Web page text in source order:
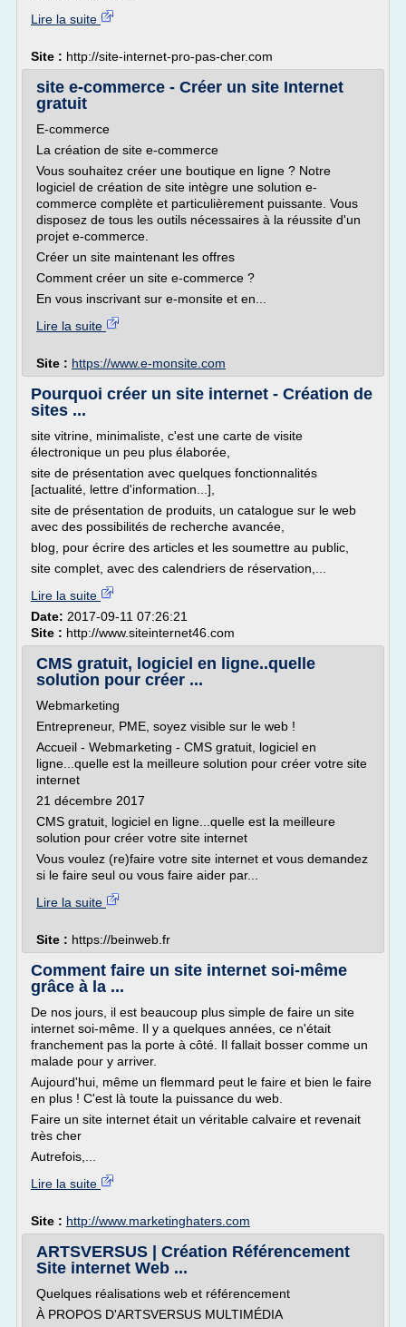
Lire la suite
Site : http://site-internet-pro-pas-cher.com
site e-commerce - Créer un site Internet
gratuit
E-commerce
La création de site e-commerce
Vous souhaitez créer une boutique en ligne ? Notre
logiciel de création de site intègre une solution e-
commerce complète et particulièrement puissante. Vous
disposez de tous les outils nécessaires à la réussite d'un
projet e-commerce.
Créer un site maintenant les offres
Comment créer un site e-commerce ?
En vous inscrivant sur e-monsite et en...
Lire la suite
Site : https://www.e-monsite.com
Pourquoi créer un site internet - Création de
sites ...
site vitrine, minimaliste, c'est une carte de visite
électronique un peu plus élaborée,
site de présentation avec quelques fonctionnalités
[actualité, lettre d'information...],
site de présentation de produits, un catalogue sur le web
avec des possibilités de recherche avancée,
blog, pour écrire des articles et les soumettre au public,
site complet, avec des calendriers de réservation,...
Lire la suite
Date: 2017-09-11 07:26:21
Site : http://www.siteinternet46.com
CMS gratuit, logiciel en ligne..quelle
solution pour créer ...
Webmarketing
Entrepreneur, PME, soyez visible sur le web !
Accueil - Webmarketing - CMS gratuit, logiciel en
ligne...quelle est la meilleure solution pour créer votre site
internet
21 décembre 2017
CMS gratuit, logiciel en ligne...quelle est la meilleure
solution pour créer votre site internet
Vous voulez (re)faire votre site internet et vous demandez
si le faire seul ou vous faire aider par...
Lire la suite
Site : https://beinweb.fr
Comment faire un site internet soi-même
grâce à la ...
De nos jours, il est beaucoup plus simple de faire un site
internet soi-même. Il y a quelques années, ce n'était
franchement pas la porte à côté. Il fallait bosser comme un
malade pour y arriver.
Aujourd'hui, même un flemmard peut le faire et bien le faire
en plus ! C'est là toute la puissance du web.
Faire un site internet était un véritable calvaire et revenait
très cher
Autrefois,...
Lire la suite
Site : http://www.marketinghaters.com
ARTSVERSUS | Création Référencement
Site internet Web ...
Quelques réalisations web et référencement
À PROPOS D'ARTSVERSUS MULTIMÉDIA